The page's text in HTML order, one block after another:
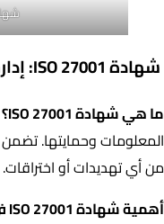
شهادة ISO 27001: إدارة أمن المعلومات
ما هي شهادة ISO 27001؟
المعلومات وحمايتها.
من أي تهديدات أو اختراقات.
أهمية شهادة ISO 27001 في الأردن: